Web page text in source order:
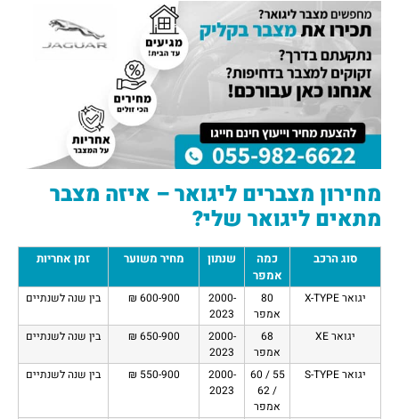
מחירון מצברים ליגואר – איזה מצבר
מתאים ליגואר שלי?
סוג הרכב
כמה
אמפר
שנתון מחיר משוער זמן אחריות
יגואר X-TYPE
80
אמפר
2000-
2023
600-900 ₪ בין שנה לשנתיים
יגואר XE
68
אמפר
2000-
2023
650-900 ₪ בין שנה לשנתיים
יגואר S-TYPE
55 / 60
/ 62
אמפר
2000-
2023
550-900 ₪ בין שנה לשנתיים